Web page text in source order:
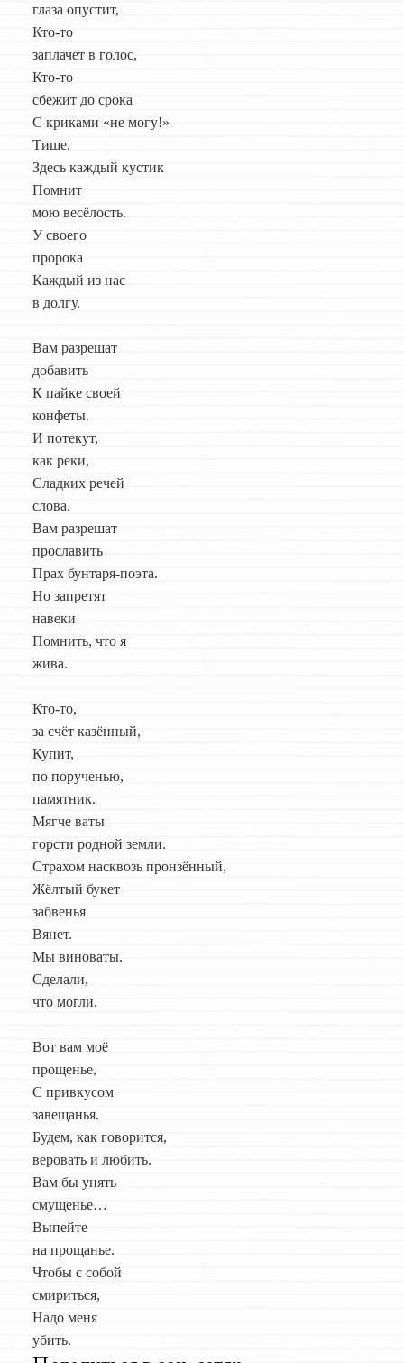
глаза опустит,
Кто-то
заплачет в голос,
Кто-то
сбежит до срока
С криками «не могу!»
Тише.
Здесь каждый кустик
Помнит
мою весёлость.
У своего
пророка
Каждый из нас
в долгу.
Вам разрешат
добавить
К пайке своей
конфеты.
И потекут,
как реки,
Сладких речей
слова.
Вам разрешат
прославить
Прах бунтаря-поэта.
Но запретят
навеки
Помнить, что я
жива.
Кто-то,
за счёт казённый,
Купит,
по порученью,
памятник.
Мягче ваты
горсти родной земли.
Страхом насквозь пронзённый,
Жёлтый букет
забвенья
Вянет.
Мы виноваты.
Сделали,
что могли.
Вот вам моё
прощенье,
С привкусом
завещанья.
Будем, как говорится,
веровать и любить.
Вам бы унять
смущенье…
Выпейте
на прощанье.
Чтобы с собой
смириться,
Надо меня
убить.